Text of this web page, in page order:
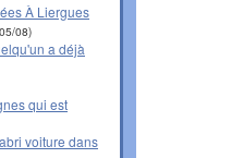
À Liergues
08)
a déjà
qui est
voiture dans